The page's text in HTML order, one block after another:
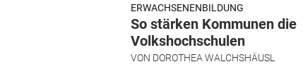
ERWACHSENENBILDUNG
So stärken Kommunen die
Volkshochschulen
VON DOROTHEA WALCHSHÄUSL